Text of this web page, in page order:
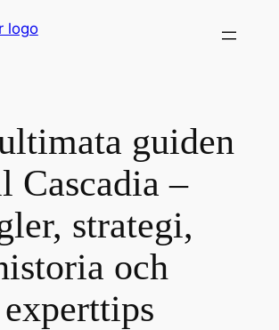
guiden
Cascadia –
strategi,
och
experttips